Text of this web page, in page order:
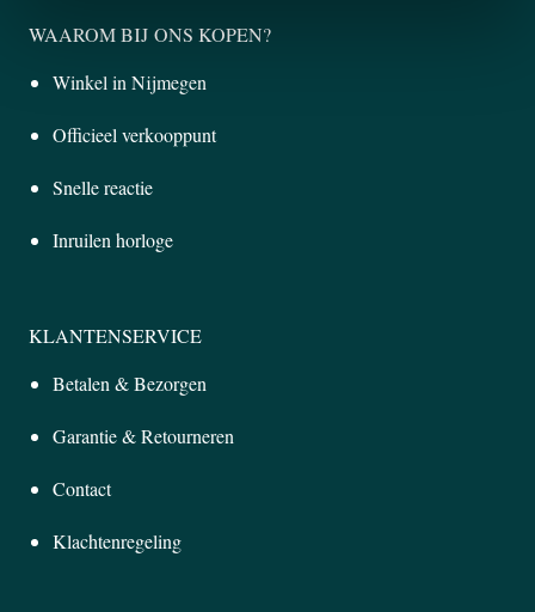
WAAROM BIJ ONS KOPEN?
Winkel in Nijmegen
Officieel verkooppunt
Snelle reactie
Inruilen horloge
KLANTENSERVICE
Betalen & Bezorgen
Garantie & Retourneren
Contact
Klachtenregeling